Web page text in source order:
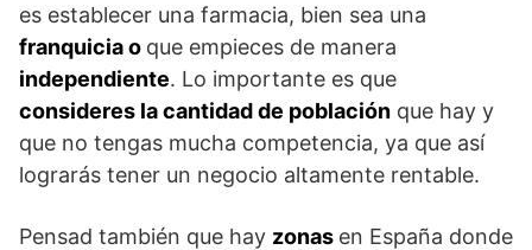
es establecer una farmacia, bien sea una
franquicia o que empieces de manera
independiente. Lo importante es que
consideres la cantidad de población que hay y
que no tengas mucha competencia, ya que así
lograrás tener un negocio altamente rentable.
Pensad también que hay zonas en España donde